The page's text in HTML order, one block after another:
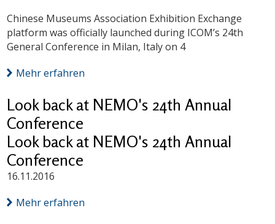
Chinese Museums Association Exhibition Exchange
platform was officially launched during ICOM’s 24th
General Conference in Milan, Italy on 4
Mehr erfahren
Look back at NEMO's 24th Annual
Conference
Look back at NEMO's 24th Annual
Conference
16.11.2016
Mehr erfahren